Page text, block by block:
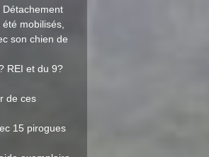
Détachement
mobilisés,
son chien de
REI et du 9?
de ces
15 pirogues